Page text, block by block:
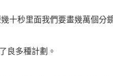
十秒里面我們要畫幾萬個分
多種計劃。